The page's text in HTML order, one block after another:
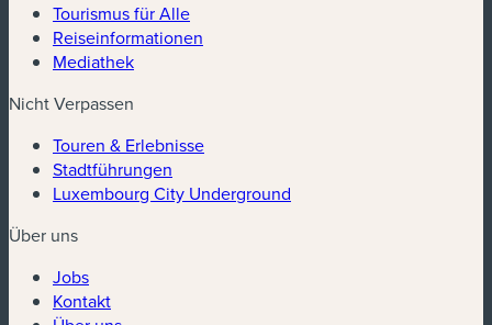
Tourismus für Alle
Reiseinformationen
Mediathek
Nicht Verpassen
Touren & Erlebnisse
Stadtführungen
Luxembourg City Underground
Über uns
Jobs
Kontakt